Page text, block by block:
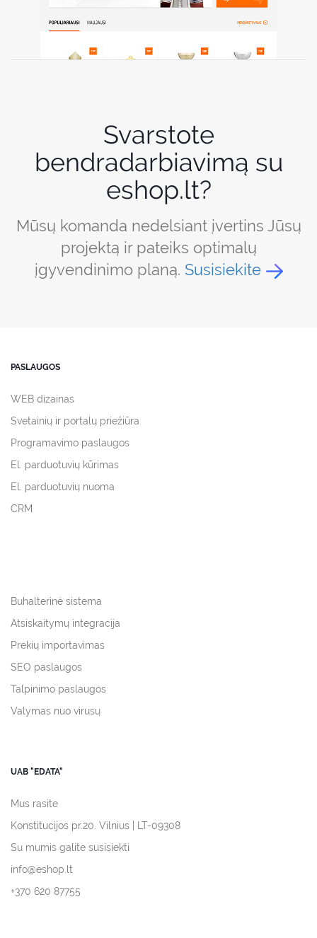
Svarstote
bendradarbiavimą su
eshop.lt?
Mūsų komanda nedelsiant įvertins Jūsų
projektą ir pateiks optimalų
įgyvendinimo planą. Susisiekite
PASLAUGOS
WEB dizainas
Svetainių ir portalų priežiūra
Programavimo paslaugos
El. parduotuvių kūrimas
El. parduotuvių nuoma
CRM
Buhalterinė sistema
Atsiskaitymų integracija
Prekių importavimas
SEO paslaugos
Talpinimo paslaugos
Valymas nuo virusų
UAB "EDATA"
Mus rasite
Konstitucijos pr.20. Vilnius | LT-09308
Su mumis galite susisiekti
info@eshop.lt
+370 620 87755